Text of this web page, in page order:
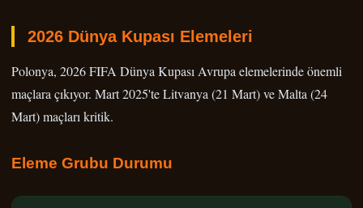
2026 Dünya Kupası Elemeleri
Polonya, 2026 FIFA Dünya Kupası Avrupa elemelerinde önemli
maçlara çıkıyor. Mart 2025'te Litvanya (21 Mart) ve Malta (24
Mart) maçları kritik.
Eleme Grubu Durumu